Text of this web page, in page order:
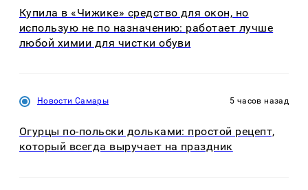
Купила в «Чижике» средство для окон, но
использую не по назначению: работает лучше
любой химии для чистки обуви
Новости Самары 5 часов назад
Огурцы по‑польски дольками: простой рецепт,
который всегда выручает на праздник